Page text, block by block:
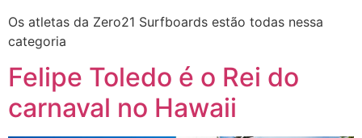
Os atletas da Zero21 Surfboards estão todas nessa
categoria
Felipe Toledo é o Rei do
carnaval no Hawaii